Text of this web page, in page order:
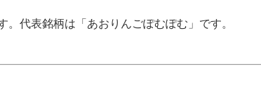
代表銘柄は「あおりんごぽむぽむ 」 です。